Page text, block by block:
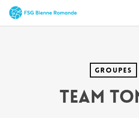
Skip
Groupes
Team